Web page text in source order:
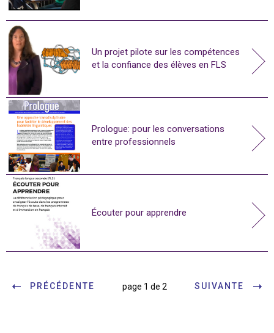
Un projet pilote sur les compétences
et la confiance des élèves en FLS
Prologue: pour les conversations
entre professionnels
Écouter pour apprendre
PRÉCÉDENTE page 1 de 2 SUIVANTE